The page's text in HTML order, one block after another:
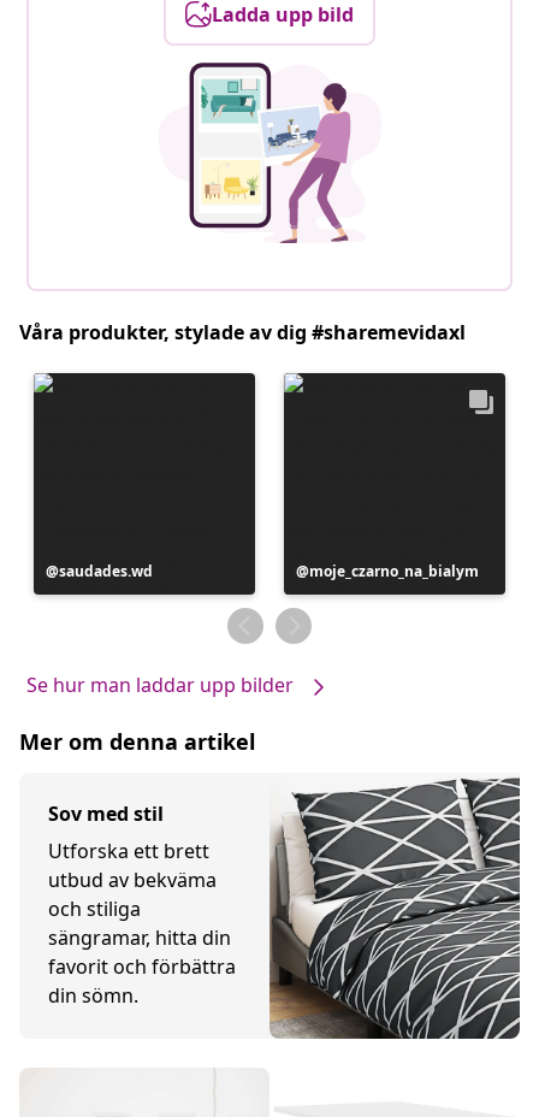
Ladda upp bild
Våra produkter, stylade av dig #sharemevidaxl
Inlägg
publicerat
saudades.wd
Inlägg
publicerat
av
moje_czarno_na_bialym
Se hur man laddar upp bilder
Mer om denna artikel
Sov med stil
Utforska ett brett
utbud av bekväma
och stiliga
sängramar, hitta din
favorit och förbättra
din sömn.